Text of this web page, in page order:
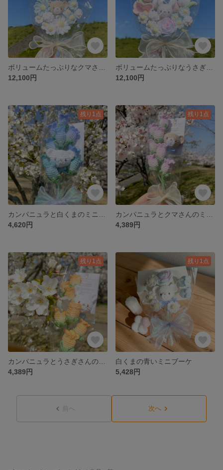
12,100円
12,100円
残り1点
4,620円
残り1点
4,389円
残り1点
4,389円
残り1点
白くまの青いミニブーケ
5,428円
前へ 次へ